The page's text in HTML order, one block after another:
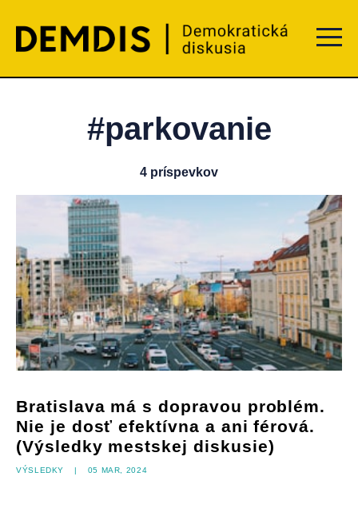
Menu
#parkovanie
4 príspevkov
Bratislava má s dopravou problém.
Nie je dosť efektívna a ani férová.
(Výsledky mestskej diskusie)
Výsledky | 05 mar, 2024